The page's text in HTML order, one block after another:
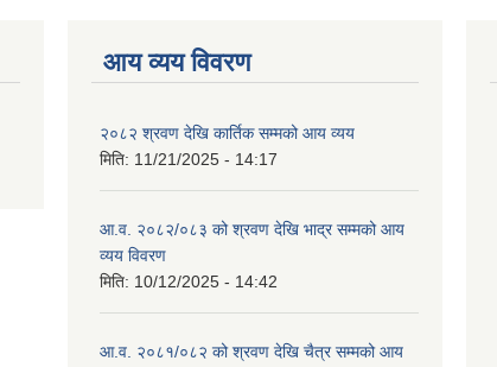
आय व्यय विवरण
२०८२ श्रवण देखि कार्तिक सम्मको आय व्यय
मिति: 11/21/2025 - 14:17
आ.व. २०८२/०८३ को श्रवण देखि भाद्र सम्मको आय
व्यय विवरण
मिति: 10/12/2025 - 14:42
आ.व. २०८१/०८२ को श्रवण देखि चैत्र सम्मको आय